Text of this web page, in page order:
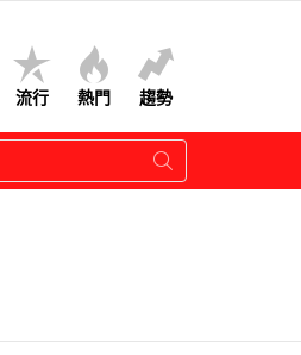
流行 熱門 趨勢